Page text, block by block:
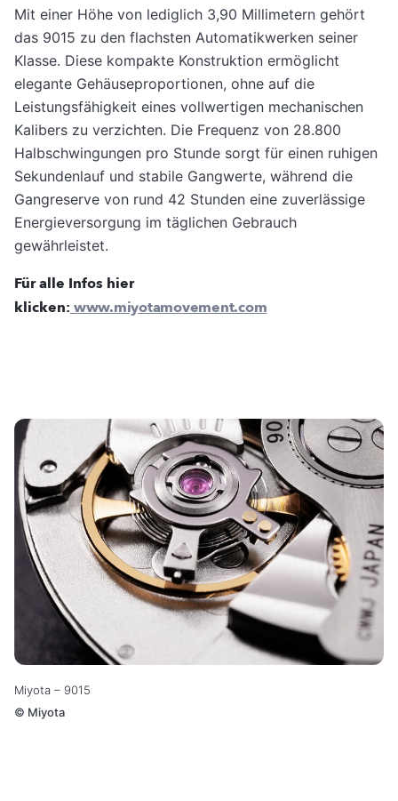
Mit einer Höhe von lediglich 3,90 Millimetern gehört
das 9015 zu den flachsten Automatikwerken seiner
Klasse. Diese kompakte Konstruktion ermöglicht
elegante Gehäuseproportionen, ohne auf die
Leistungsfähigkeit eines vollwertigen mechanischen
Kalibers zu verzichten. Die Frequenz von 28.800
Halbschwingungen pro Stunde sorgt für einen ruhigen
Sekundenlauf und stabile Gangwerte, während die
Gangreserve von rund 42 Stunden eine zuverlässige
Energieversorgung im täglichen Gebrauch
gewährleistet.
Für alle Infos hier
klicken: www.miyotamovement.com
Miyota – 9015
© Miyota